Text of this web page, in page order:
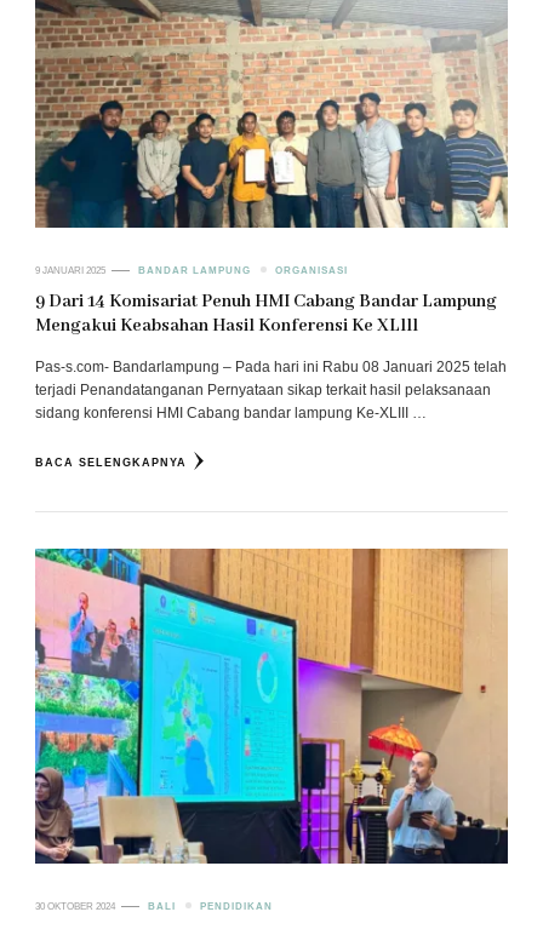
9 JANUARI 2025 BANDAR LAMPUNG ORGANISASI
9 Dari 14 Komisariat Penuh HMI Cabang Bandar Lampung
Mengakui Keabsahan Hasil Konferensi Ke XLlll
Pas-s.com- Bandarlampung – Pada hari ini Rabu 08 Januari 2025 telah
terjadi Penandatanganan Pernyataan sikap terkait hasil pelaksanaan
sidang konferensi HMI Cabang bandar lampung Ke-XLIII …
BACA SELENGKAPNYA
30 OKTOBER 2024 BALI PENDIDIKAN